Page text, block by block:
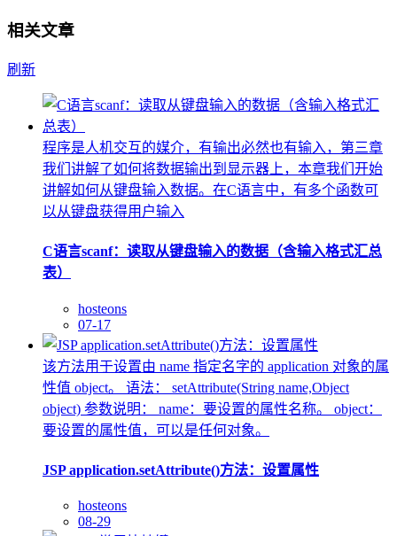
相关文章
刷新
程序是人机交互的媒介，有输出必然也有输入，第三章
我们讲解了如何将数据输出到显示器上，本章我们开始
讲解如何从键盘输入数据。在C语言中，有多个函数可
以从键盘获得用户输入
C语言scanf：读取从键盘输入的数据（含输入格式汇总
表）
hosteons
07-17
该方法用于设置由 name 指定名字的 application 对象的属
性值 object。 语法： setAttribute(String name,Object
object) 参数说明： name：要设置的属性名称。 object：
要设置的属性值，可以是任何对象。
JSP application.setAttribute()方法：设置属性
hosteons
08-29